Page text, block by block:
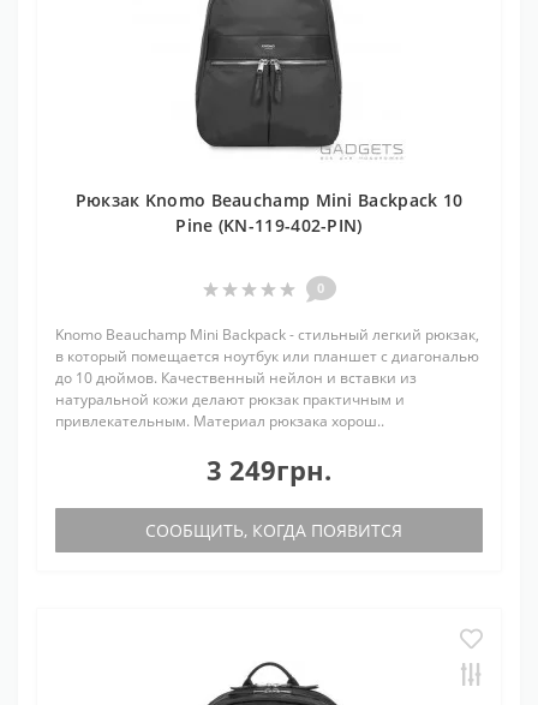
Рюкзак Knomo Beauchamp Mini Backpack 10
Pine (KN-119-402-PIN)
0
Knomo Beauchamp Mini Backpack - стильный легкий рюкзак,
в который помещается ноутбук или планшет с диагональю
до 10 дюймов. Качественный нейлон и вставки из
натуральной кожи делают рюкзак практичным и
привлекательным. Материал рюкзака хорош..
3 249грн.
СООБЩИТЬ, КОГДА ПОЯВИТСЯ